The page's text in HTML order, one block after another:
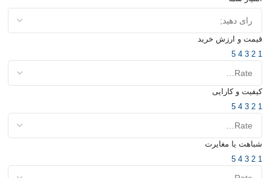
قیمت و ارزش خرید
1
2
3
4
5
کیفیت و کارایی
1
2
3
4
5
شباهت یا مغایرت
1
2
3
4
5